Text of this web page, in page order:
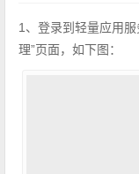
1、登录到轻量应用
理”页面，如下图：